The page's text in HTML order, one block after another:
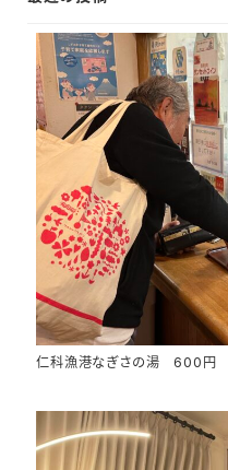
仁科漁港なぎさの湯 600円